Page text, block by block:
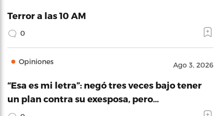
Terror a las 10 AM
0
Opiniones Ago 3, 2026
“Esa es mi letra”: negó tres veces bajo tener
un plan contra su exesposa, pero…